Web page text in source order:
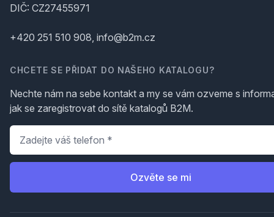
DIČ: CZ27455971
+420 251 510 908, info@b2m.cz
CHCETE SE PŘIDAT DO NAŠEHO KATALOGU?
Nechte nám na sebe kontakt a my se vám ozveme s
jak se zaregistrovat do sítě katalogů B2M.
Telefon
Ozvěte se mi